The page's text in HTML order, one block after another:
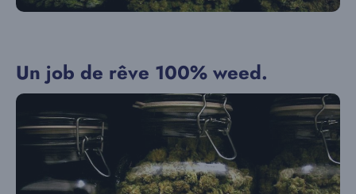
Un job de rêve 100% weed.